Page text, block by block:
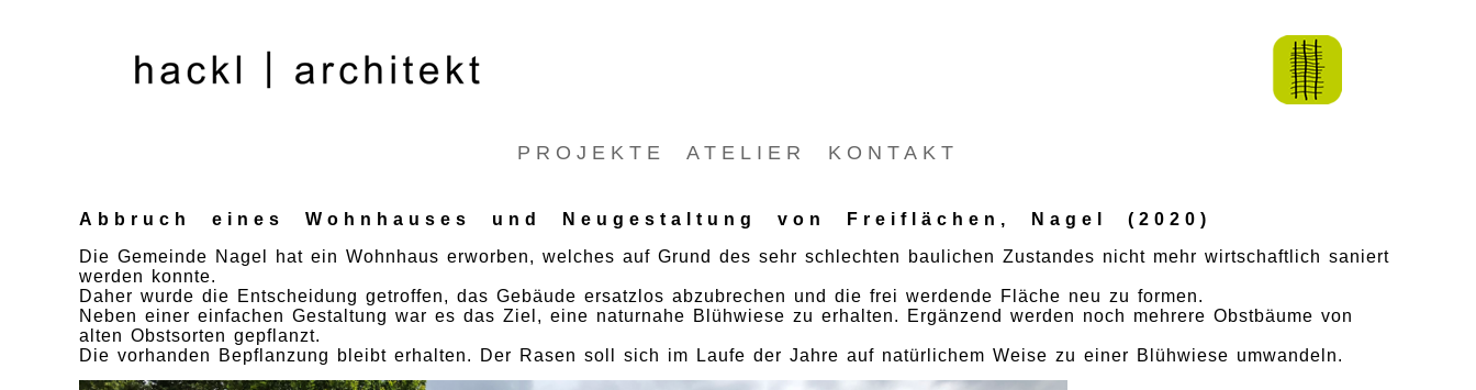
PROJEKTE ATELIER KONTAKT
Abbruch eines Wohnhauses und Neugestaltung von Freiflächen, Nagel (2020)
Die Gemeinde Nagel hat ein Wohnhaus erworben, welches auf Grund des sehr schlechten baulichen Zustandes nicht mehr wirtschaftlich saniert
werden konnte.
Daher wurde die Entscheidung getroffen, das Gebäude ersatzlos abzubrechen und die frei werdende Fläche neu zu formen.
Neben einer einfachen Gestaltung war es das Ziel, eine naturnahe Blühwiese zu erhalten. Ergänzend werden noch mehrere Obstbäume von
alten Obstsorten gepflanzt.
Die vorhanden Bepflanzung bleibt erhalten. Der Rasen soll sich im Laufe der Jahre auf natürlichem Weise zu einer Blühwiese umwandeln.